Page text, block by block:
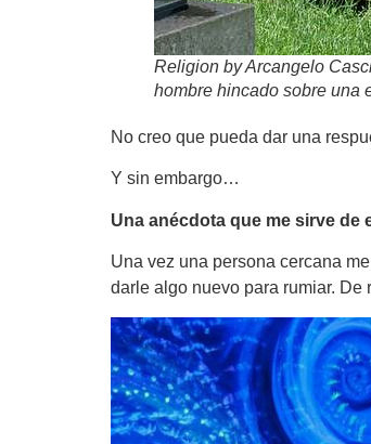
Religion by Arcangelo
hombre hincado sobre una
No creo que pueda dar una
Y sin embargo…
Una anécdota que me sirve de
Una vez una persona cercana
darle algo nuevo para rumiar. De